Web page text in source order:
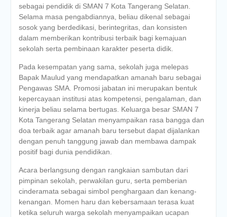
sebagai pendidik di SMAN 7 Kota Tangerang Selatan.
Selama masa pengabdiannya, beliau dikenal sebagai
sosok yang berdedikasi, berintegritas, dan konsisten
dalam memberikan kontribusi terbaik bagi kemajuan
sekolah serta pembinaan karakter peserta didik.
Pada kesempatan yang sama, sekolah juga melepas
Bapak Maulud yang mendapatkan amanah baru sebagai
Pengawas SMA. Promosi jabatan ini merupakan bentuk
kepercayaan institusi atas kompetensi, pengalaman, dan
kinerja beliau selama bertugas. Keluarga besar SMAN 7
Kota Tangerang Selatan menyampaikan rasa bangga dan
doa terbaik agar amanah baru tersebut dapat dijalankan
dengan penuh tanggung jawab dan membawa dampak
positif bagi dunia pendidikan.
Acara berlangsung dengan rangkaian sambutan dari
pimpinan sekolah, perwakilan guru, serta pemberian
cinderamata sebagai simbol penghargaan dan kenang-
kenangan. Momen haru dan kebersamaan terasa kuat
ketika seluruh warga sekolah menyampaikan ucapan